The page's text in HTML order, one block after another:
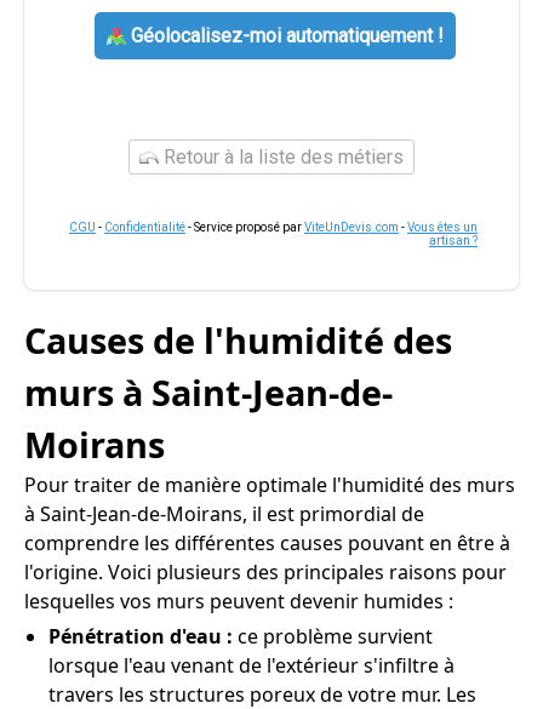
Géolocalisez-moi automatiquement !
Retour à la liste des métiers
CGU - Confidentialité- Service proposé parViteUnDevis.com -Vous êtes un
artisan ?
Causes de l'humidité des
murs à Saint-Jean-de-
Moirans
Pour traiter de manière optimale l'humidité des murs
à Saint-Jean-de-Moirans, il est primordial de
comprendre les différentes causes pouvant en être à
l'origine. Voici plusieurs des principales raisons pour
lesquelles vos murs peuvent devenir humides :
Pénétration d'eau : ce problème survient
lorsque l'eau venant de l'extérieur s'infiltre à
travers les structures poreux de votre mur. Les